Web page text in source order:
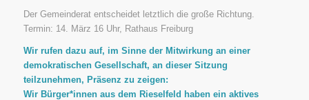
Der Gemeinderat entscheidet letztlich die große Richtung.
Termin: 14. März 16 Uhr, Rathaus Freiburg
Wir rufen dazu auf, im Sinne der Mitwirkung an einer
demokratischen Gesellschaft, an dieser Sitzung
teilzunehmen, Präsenz zu zeigen:
Wir Bürger*innen aus dem Rieselfeld haben ein aktives